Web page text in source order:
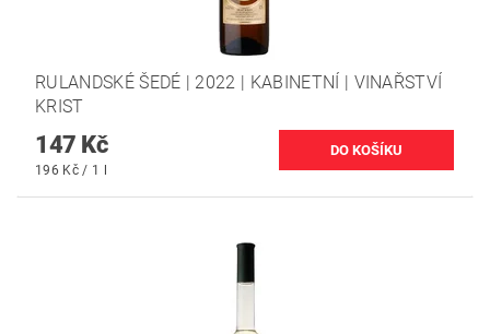
RULANDSKÉ ŠEDÉ | 2022 | KABINETNÍ | VINAŘSTVÍ
KRIST
147 Kč
196 Kč / 1 l